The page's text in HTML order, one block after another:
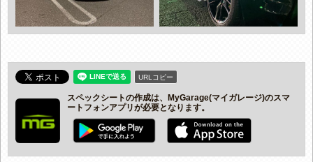
URLコピー
スペックシートの作成は、MyGarage(マイガレージ)のスマ
ートフォンアプリが必要となります。